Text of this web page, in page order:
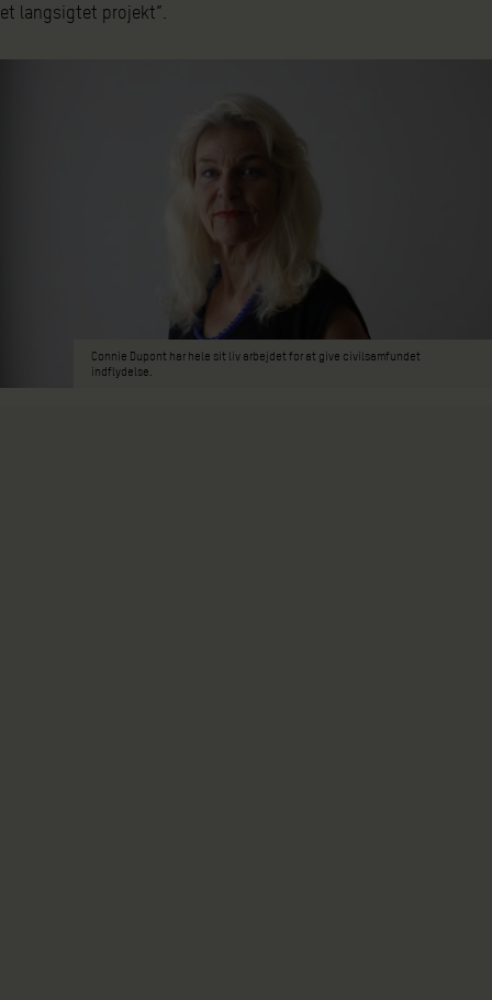
et langsigtet projekt”.
Connie Dupont har hele sit liv arbejdet for at give civilsamfundet
indflydelse.